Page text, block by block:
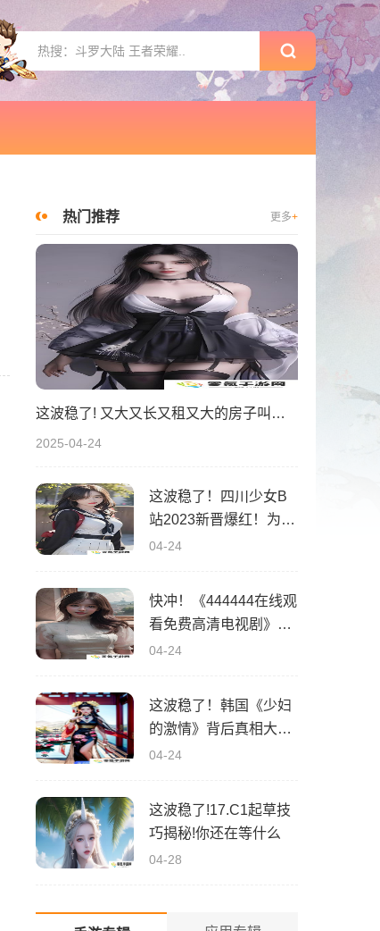
热门推荐 更多+
这波稳了! 又大又长又租又大的房子叫什么歌？背后真相曝光！
2025-04-24
这波稳了！四川少女B
站2023新晋爆红！为什
么她的内容这么吸睛？
04-24
快冲！《444444在线观
看免费高清电视剧》背
后秘密曝光！你绝对想
04-24
这波稳了！韩国《少妇
的激情》背后真相大揭
秘！快来了解！
04-24
这波稳了!17.C1起草技
巧揭秘!你还在等什么
04-28